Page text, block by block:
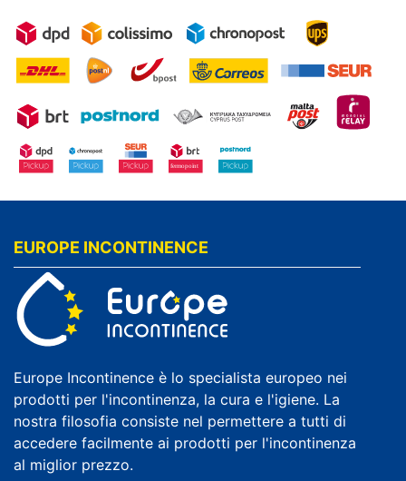
EUROPE INCONTINENCE
Europe Incontinence è lo specialista europeo nei
prodotti per l'incontinenza, la cura e l'igiene. La
nostra filosofia consiste nel permettere a tutti di
accedere facilmente ai prodotti per l'incontinenza
al miglior prezzo.